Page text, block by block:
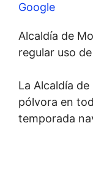
Google
Alcaldía de
regular uso
La Alcaldía
pólvora en
temporada